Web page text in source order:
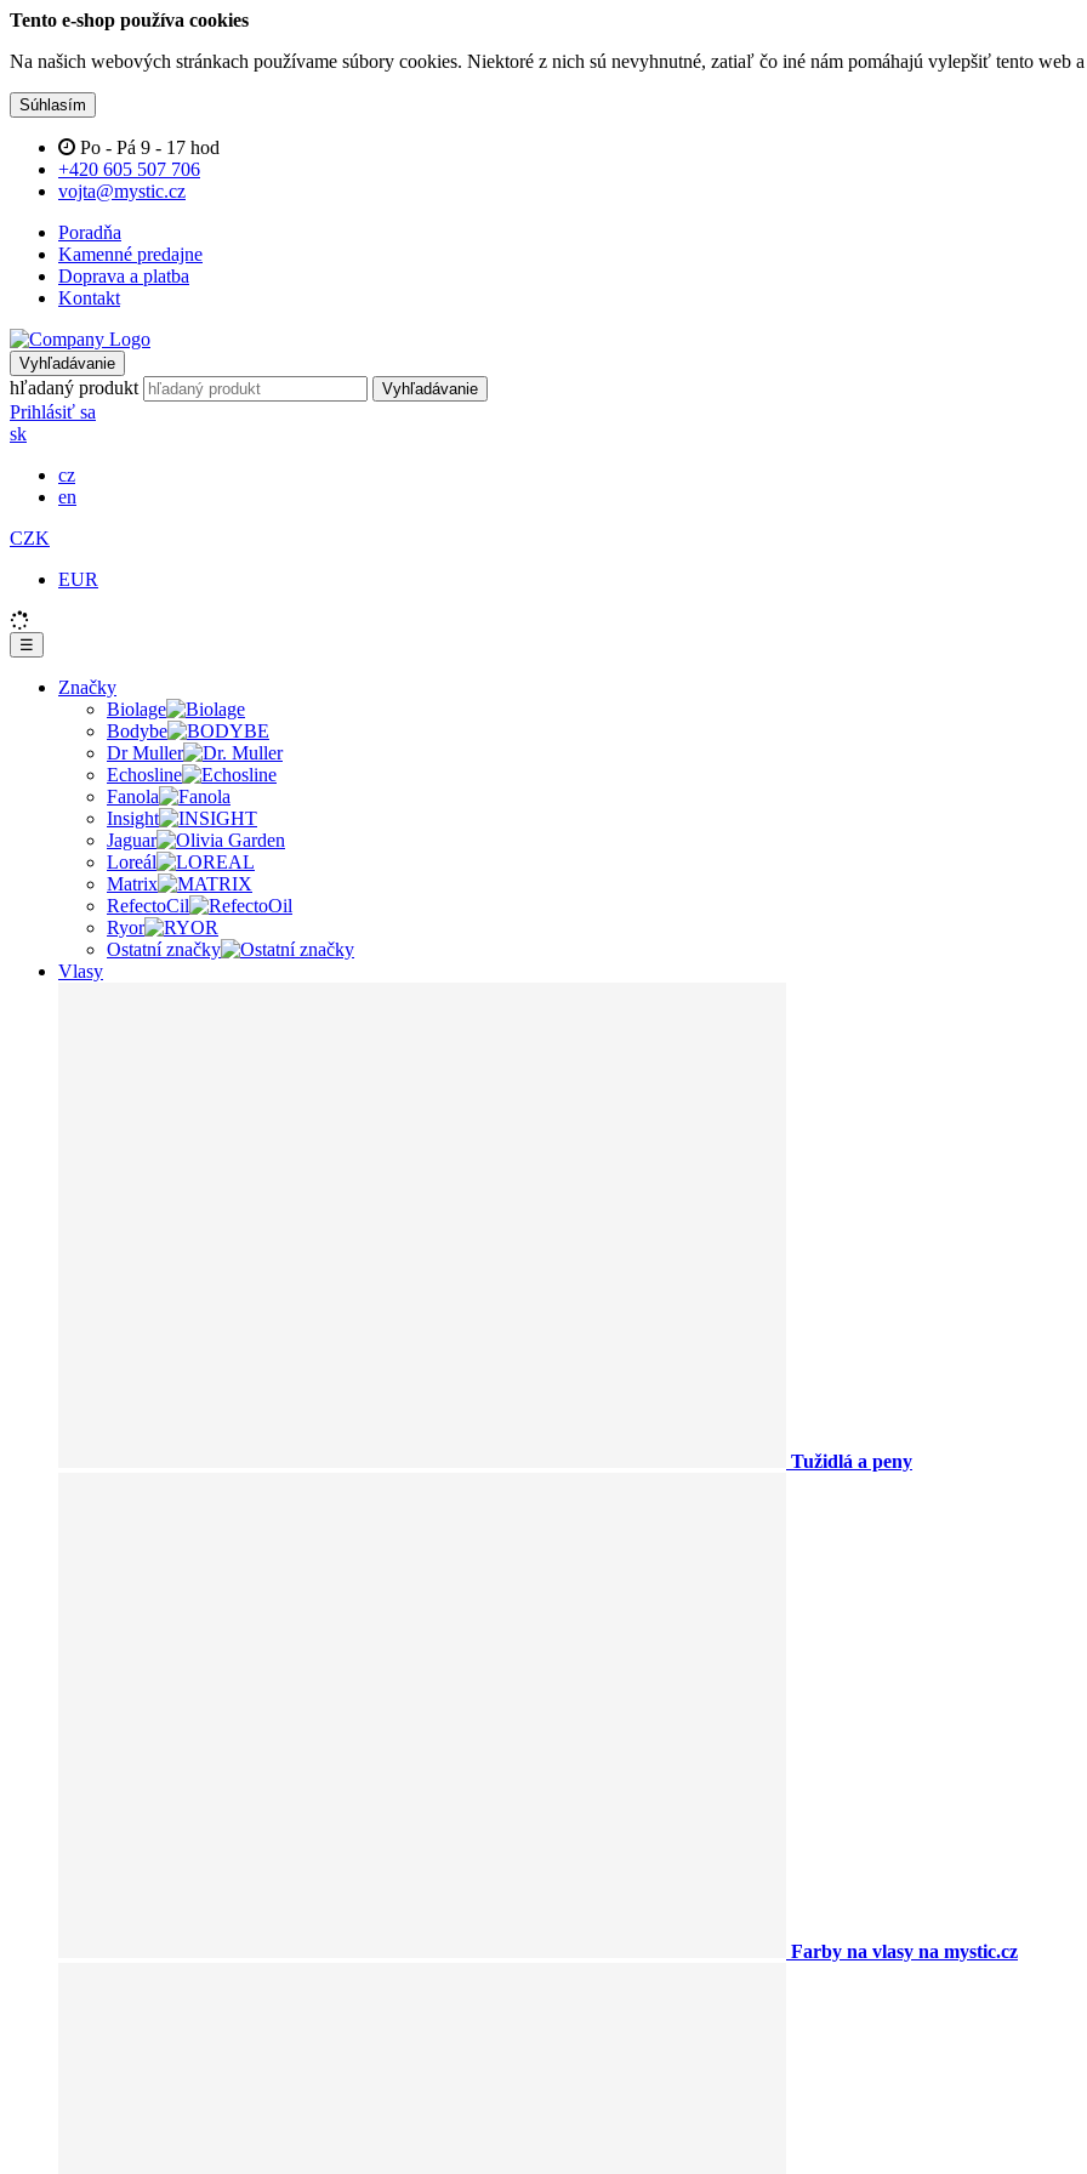
Tento e-shop používa cookies
Na našich webových stránkach používame súbory cookies. Niektoré z nich sú nevyhnutné, zatiaľ čo iné nám pomáhajú vylepšiť tento web
Súhlasím
Po - Pá 9 - 17 hod
+420 605 507 706
vojta@mystic.cz
Poradňa
Kamenné predajne
Doprava a platba
Kontakt
Vyhľadávanie
hľadaný produkt Vyhľadávanie
Prihlásiť sa
sk
cz
en
CZK
EUR
☰
Značky
Biolage
Bodybe
Dr Muller
Echosline
Fanola
Insight
Jaguar
Loreál
Matrix
RefectoCil
Ryor
Ostatní značky
Vlasy
Tužidlá a peny
Farby na vlasy na mystic.cz